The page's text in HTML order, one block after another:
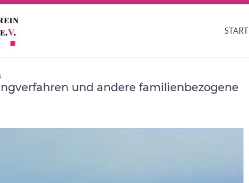
START
und andere familienbezogene